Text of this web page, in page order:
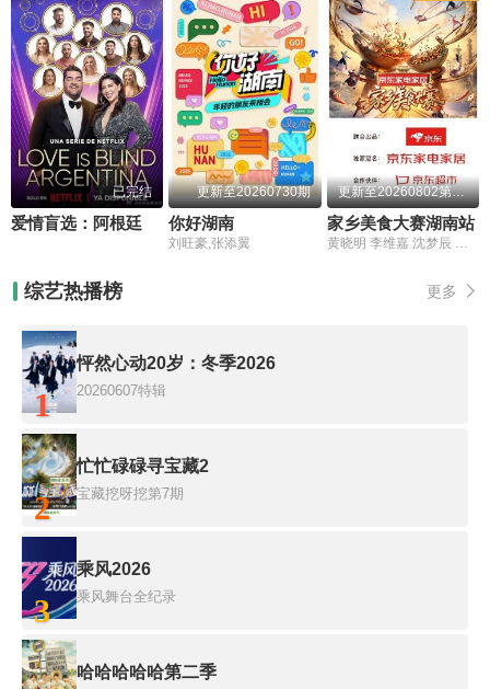
已完结 更新至20260730期
你好湖南
刘旺豪,张添翼
更新至20260802第2集
家乡美食大赛湖南站
黄晓明 李维嘉 沈梦辰 王霏霏 孟佳 金莎 孙丞潇 李斯丹妮 敖子逸 林述巍 董克平 侯玉瑞 徐萌 高文麒 曹雨 许菊云 朱诚心 兰桂均
综艺热播榜 更多
1
怦然心动20岁：冬季2026
20260607特辑
2
忙忙碌碌寻宝藏2
宝藏挖呀挖第7期
3
乘风2026
乘风舞台全纪录
哈哈哈哈哈第二季